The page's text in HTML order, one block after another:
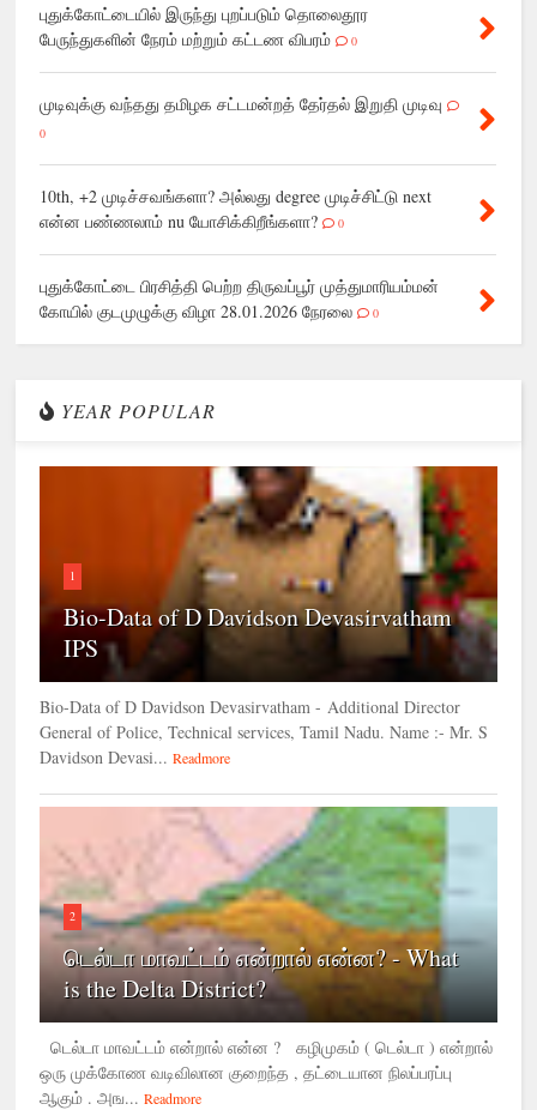
புதுக்கோட்டையில் இருந்து புறப்படும் தொலைதூர
பேருந்துகளின் நேரம் மற்றும் கட்டண விபரம்
0
முடிவுக்கு வந்தது தமிழக சட்டமன்றத் தேர்தல் இறுதி முடிவு
0
10th, +2 முடிச்சவங்களா? அல்லது degree முடிச்சிட்டு next
என்ன பண்ணலாம் nu யோசிக்கிறீங்களா?
0
புதுக்கோட்டை பிரசித்தி பெற்ற திருவப்பூர் முத்துமாரியம்மன்
கோயில் குடமுழுக்கு விழா 28.01.2026 நேரலை
0
YEAR POPULAR
1
Bio-Data of D Davidson Devasirvatham
IPS
Bio-Data of D Davidson Devasirvatham - Additional Director
General of Police, Technical services, Tamil Nadu. Name :- Mr. S
Davidson Devasi... Readmore
2
டெல்டா மாவட்டம் என்றால் என்ன? - What
is the Delta District?
டெல்டா மாவட்டம் என்றால் என்ன ? கழிமுகம் ( டெல்டா ) என்றால்
ஒரு முக்கோண வடிவிலான குறைந்த , தட்டையான நிலப்பரப்பு
ஆகும் . அங... Readmore